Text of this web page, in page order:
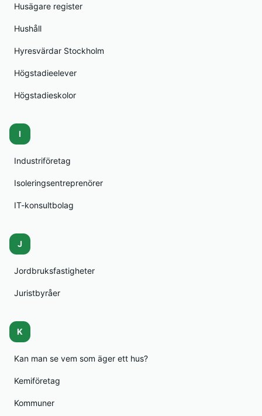
Husägare register
Hushåll
Hyresvärdar Stockholm
Högstadieelever
Högstadieskolor
I
Industriföretag
Isoleringsentreprenörer
IT-konsultbolag
J
Jordbruksfastigheter
Juristbyråer
K
Kan man se vem som äger ett hus?
Kemiföretag
Kommuner